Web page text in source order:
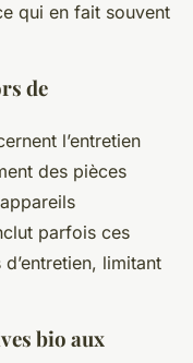
qui en fait souvent
de
l’entretien
des pièces
parfois ces
limitant
bio aux